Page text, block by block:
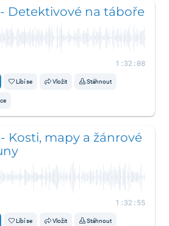
Detektivové na táboře
1:32:08
Líbí se Vložit Stáhnout
Kosti, mapy a žánrové
1:32:55
Líbí se Vložit Stáhnout